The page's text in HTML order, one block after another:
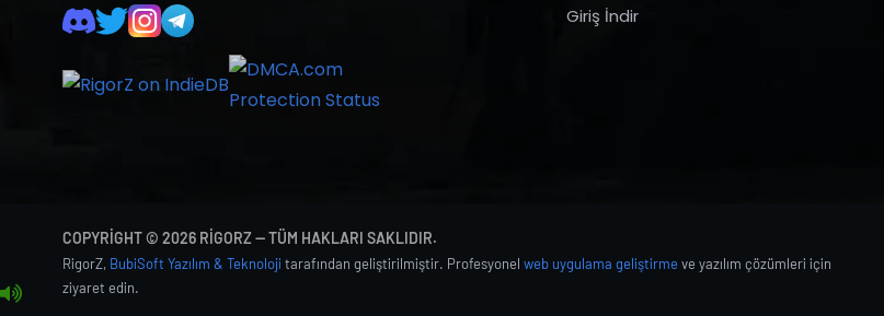
Giriş İndir
COPYRIGHT © 2026 RIGORZ — TÜM HAKLARI SAKLIDIR.
RigorZ, BubiSoft Yazılım & Teknoloji tarafından geliştirilmiştir. Profesyonel web uygulama geliştirmeve yazılım çözümleri için
ziyaret edin.